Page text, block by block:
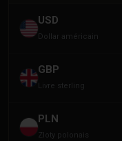
USD
Dollar américain
GBP
Livre sterling
PLN
Zloty polonais